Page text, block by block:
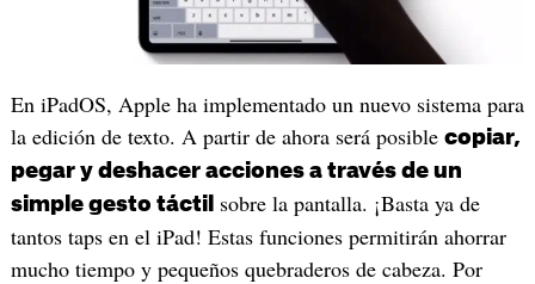
En iPadOS, Apple ha implementado un nuevo sistema para
la edición de texto. A partir de ahora será posible copiar,
pegar y deshacer acciones a través de un
simple gesto táctil sobre la pantalla. ¡Basta ya de
tantos taps en el iPad! Estas funciones permitirán ahorrar
mucho tiempo y pequeños quebraderos de cabeza. Por